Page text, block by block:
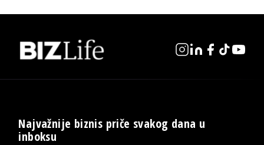
Najvažnije biznis priče svakog dana u
inboksu